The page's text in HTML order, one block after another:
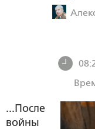
...После
войны